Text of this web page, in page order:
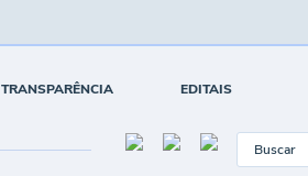
TRANSPARÊNCIA EDITAIS